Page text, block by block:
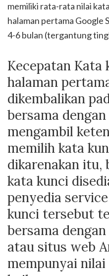
memiliki rata-rata nilai
halaman pertama Google
4-6 bulan (tergantung
Kecepatan Kata
halaman
dikembalikan
bersama
mengambil
memilih kata
dikarenakan itu,
kata kunci
penyedia
kunci tersebut
bersama
atau situs web
mempunyai